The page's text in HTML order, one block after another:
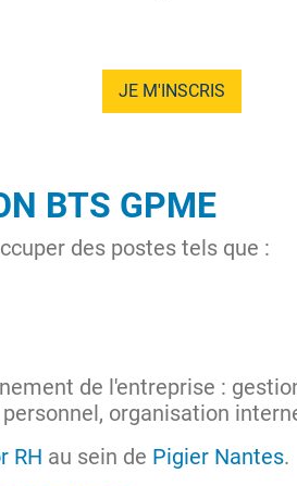
JE M'INSCRIS
BTS GPME
des postes tels que :
de l'entreprise :
organisation
RH au sein de Pigier Nantes.